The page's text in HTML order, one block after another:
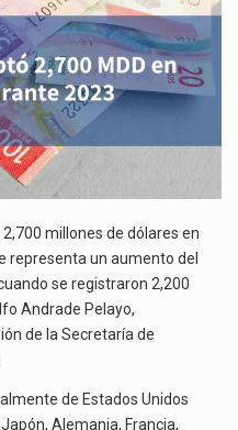
La reforma que reduce la jornada laboral a 40 horas semanales omitió precisar su aplicación…
El gobierno federal creó mediante decreto la Oficina Presidencial para la Promoción de Inversiones, instancia…
millones de dólares en
representa un aumento del
se registraron 2,200
Andrade Pelayo,
de la Secretaría de
de Estados Unidos
Alemania, Francia,